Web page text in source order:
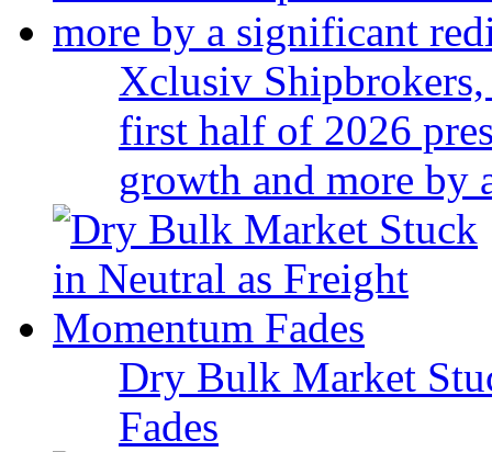
Xclusiv
first half of 2026
growth and more
Dry Bulk Market
Fades